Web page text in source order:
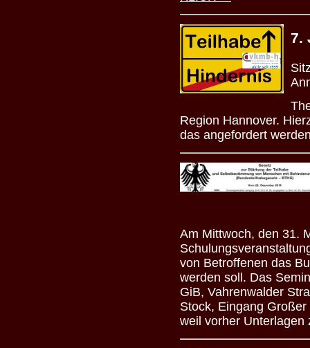
7.
Region Hannover.
das angefordert
Am Mittwoch, den 31.
von Betroffenen das
werden soll. Das
GiB, Vahrenwalder
Stock, Eingang
weil vorher Unterlagen